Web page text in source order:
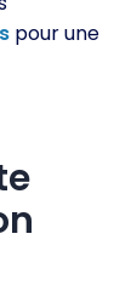
pour une